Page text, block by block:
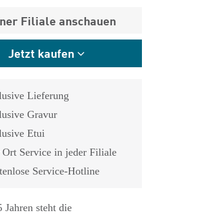
Filiale anschauen
Jetzt kaufen
Lieferung
Gravur
Etui
Ort Service in jeder Filiale
Service-Hotline
Jahren steht die